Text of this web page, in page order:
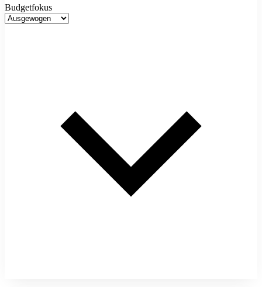
Budgetfokus